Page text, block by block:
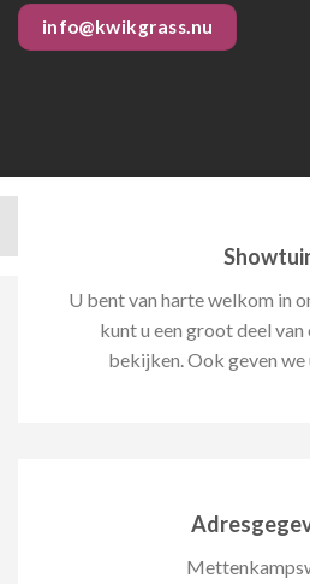
info@kwikgrass.nu
U bent van harte welkom in
kunt u een groot deel
bekijken. Ook geven we